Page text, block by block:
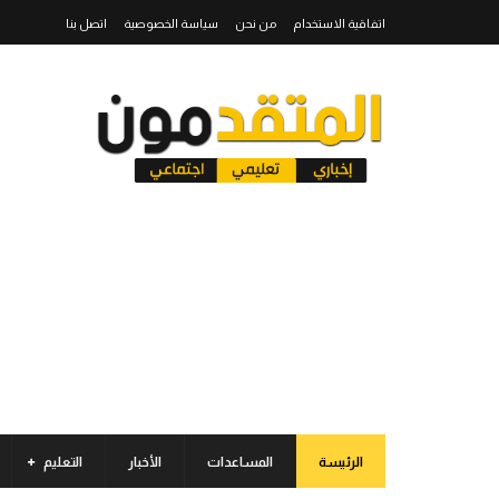
اتفاقية الاستخدام من نحن سياسة الخصوصية اتصل بنا
الرئيسة المساعدات الأخبار التعليم